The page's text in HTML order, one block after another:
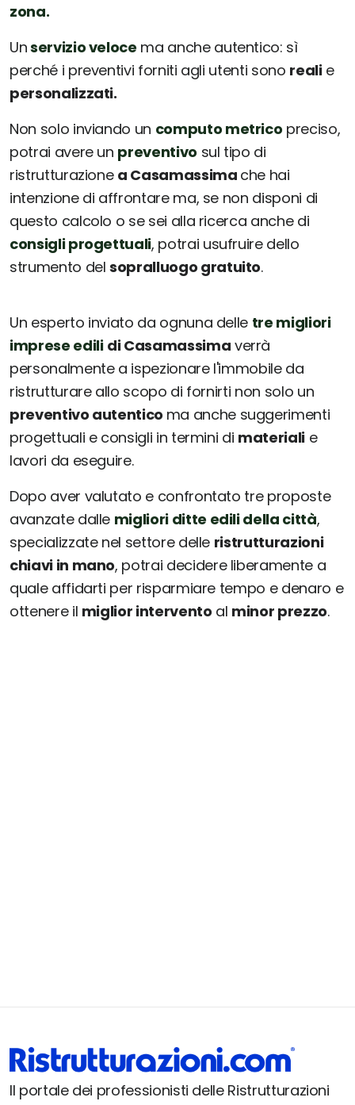
zona.
Unservizio veloce ma anche autentico: sì
perché i preventivi forniti agli utenti sono realie
personalizzati.
Non solo inviando un computo metrico preciso,
potrai avere un preventivo sul tipo di
ristrutturazione a Casamassima che hai
intenzione di affrontare ma, se non disponi di
questo calcolo o se sei alla ricerca anche di
consigli progettuali, potrai usufruire dello
strumento delsopralluogo gratuito.
Un esperto inviato da ognuna delle tre migliori
imprese edili di Casamassima verrà
personalmente a ispezionare l'immobile da
ristrutturare allo scopo di fornirti non solo un
preventivo autentico ma anche suggerimenti
progettuali e consigli in termini di materialie
lavori da eseguire.
Dopo aver valutato e confrontato tre proposte
avanzate dalle migliori ditte edili della città,
specializzate nel settore delle ristrutturazioni
chiavi in mano, potrai decidere liberamente a
quale affidarti per risparmiare tempo e denaro e
ottenere il miglior intervento al minor prezzo.
Il portale dei professionisti delle Ristrutturazioni